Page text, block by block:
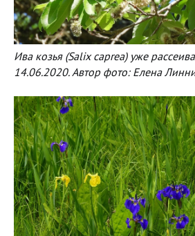
Ива козья (Salix caprea) уже
14.06.2020. Автор фото: Елена